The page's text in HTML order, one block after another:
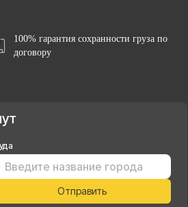
100% гарантия сохранности груза по
договору